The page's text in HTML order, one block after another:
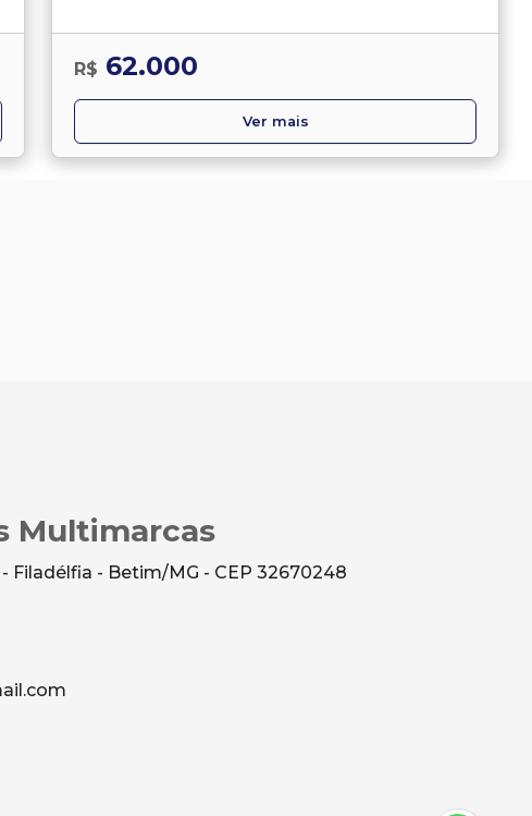
R$ 62.000
Ver mais
Multimarcas
Filadélfia - Betim/MG - CEP 32670248